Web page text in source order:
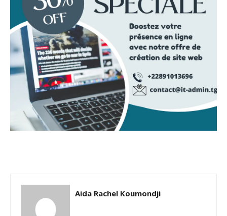
Aida Rachel Koumondji